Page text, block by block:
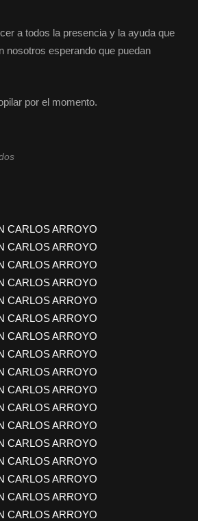
a todos la presencia y la ayuda que
nosotros esperando que puedan
por el momento.